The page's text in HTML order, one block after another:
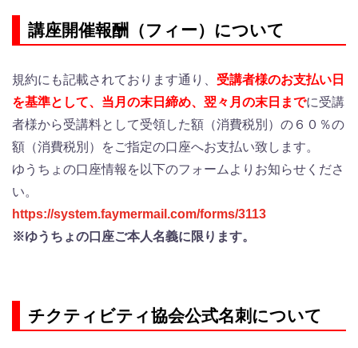
講座開催報酬（フィー）について
規約にも記載されております通り、 受講者様のお支払い日
を基準として、 当月の末日締め、翌々月の末日までに受講
者様から受講料として受領した額（消費税別）の６０％の
額（消費税別）をご指定の口座へお支払い致します。
ゆうちょの口座情報を以下のフォームよりお知らせくださ
い。
https://system.faymermail.com/forms/3113
※ゆうちょの口座ご本人名義に限ります。
チクティビティ協会公式名刺について